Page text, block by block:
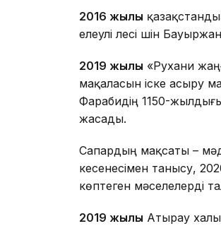
2016 жылы
елеулі үлесі үшін
2019 жылы «Рухани
мақаласын іске асыру
Фарабидің 1150-
жасады.
Сапардың мақсаты –
кесенесімен танысу,
көптеген мәселелерді
2019 жылы Атырау